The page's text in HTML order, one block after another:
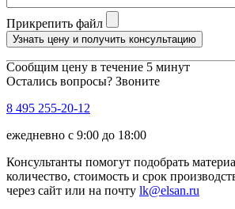
Прикрепить файл
Узнать цену и получить консультацию
Сообщим цену в течение 5 минут
Остались вопросы? Звоните
8 495 255-20-12
ежедневно с 9:00 до 18:00
Консультанты помогут подобрать
количество, стоимость и срок
через сайт или на почту lk@elsan.ru